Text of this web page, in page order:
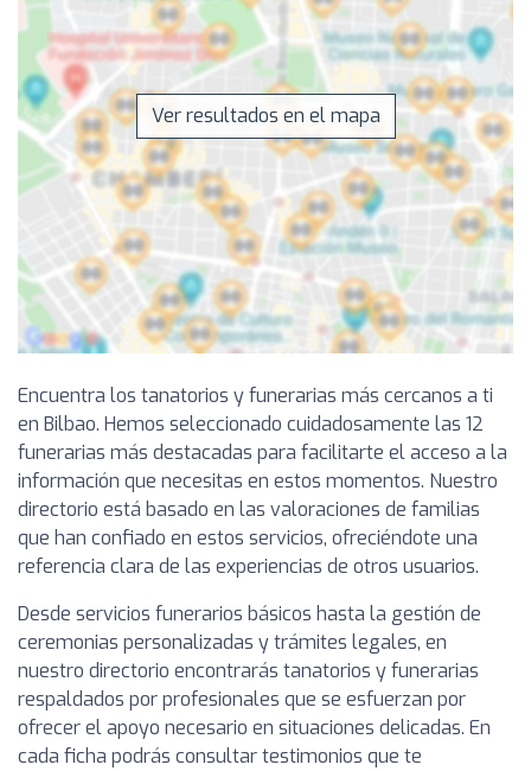
Ver resultados en el mapa
Encuentra los tanatorios y funerarias más cercanos a ti
en Bilbao. Hemos seleccionado cuidadosamente las 12
funerarias más destacadas para facilitarte el acceso a la
información que necesitas en estos momentos. Nuestro
directorio está basado en las valoraciones de familias
que han confiado en estos servicios, ofreciéndote una
referencia clara de las experiencias de otros usuarios.
Desde servicios funerarios básicos hasta la gestión de
ceremonias personalizadas y trámites legales, en
nuestro directorio encontrarás tanatorios y funerarias
respaldados por profesionales que se esfuerzan por
ofrecer el apoyo necesario en situaciones delicadas. En
cada ficha podrás consultar testimonios que te